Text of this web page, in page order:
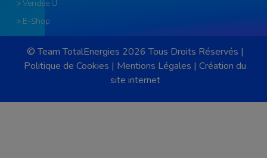
> Vendée U
> E-Shop
© Team TotalEnergies 2026 Tous Droits Réservés |
Politique de Cookies | Mentions Légales | Création du
site internet